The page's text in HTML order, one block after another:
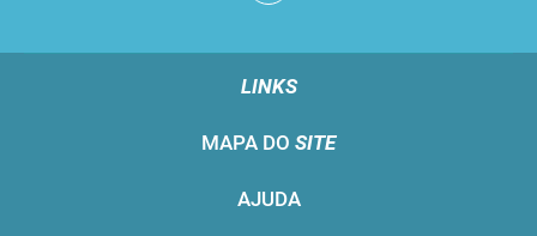
LINKS
MAPA DO SITE
AJUDA